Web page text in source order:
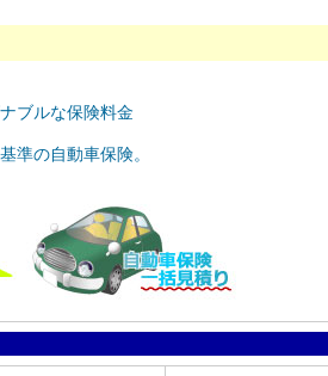
ブルな保険料金
準の自動車保険。